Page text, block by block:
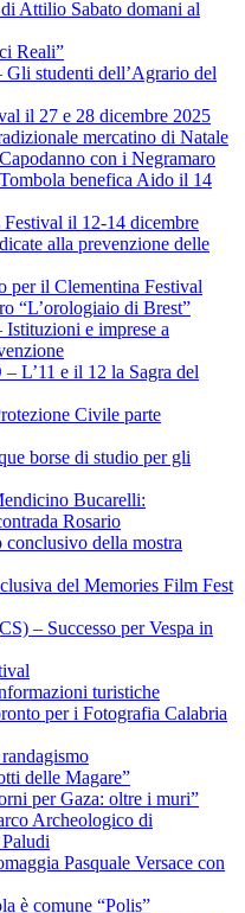
Attilio Sabato domani al
Reali”
studenti dell’Agrario del
il 27 e 28 dicembre 2025
mercatino di Natale
con i Negramaro
benefica Aido il 14
il 12-14 dicembre
alla prevenzione delle
per il Clementina Festival
“L’orologiaio di Brest”
e imprese a
e il 12 la Sagra del
Civile parte
borse di studio per gli
Bucarelli:
Rosario
della mostra
del Memories Film Fest
– Successo per Vespa in
turistiche
per i Fotografia Calabria
delle Magare”
per Gaza: oltre i muri”
Archeologico di
Pasquale Versace con
è comune “Polis”